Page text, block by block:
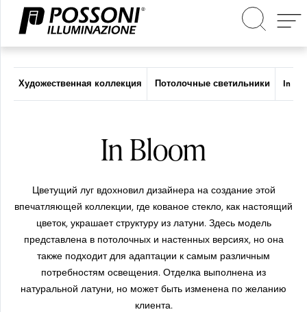
по типу
по типу
Поиск на сайте
Художественная коллекция Потолочные светильники In
In Bloom
Цветущий луг вдохновил дизайнера на создание этой
впечатляющей коллекции, где кованое стекло, как настоящий
цветок, украшает структуру из латуни. Здесь модель
представлена в потолочных и настенных версиях, но она
также подходит для адаптации к самым различным
потребностям освещения. Отделка выполнена из
натуральной латуни, но может быть изменена по желанию
клиента.